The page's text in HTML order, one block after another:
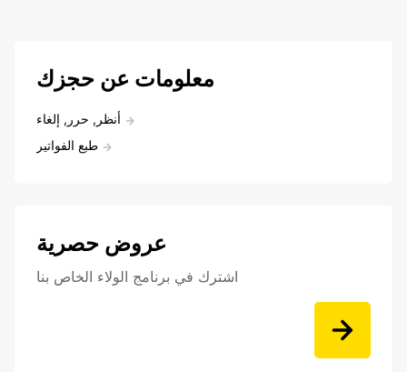
معلومات عن حجزك
أنظر, حرر, إلغاء
طبع الفواتير
عروض حصرية
اشترك في برنامج الولاء الخاص بنا